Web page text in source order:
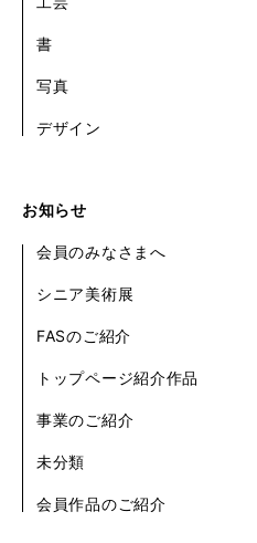
書
写真
デザイン
お知らせ
会員のみなさまへ
シニア美術展
FASのご紹介
トップページ紹介作品
事業のご紹介
未分類
会員作品のご紹介